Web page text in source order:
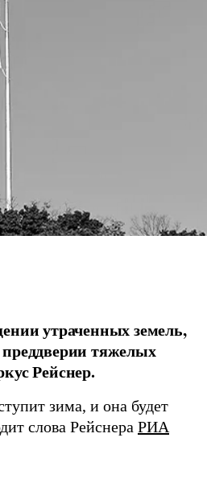
утраченных земель,
тяжелых
Рейснер.
зима, и она будет
слова Рейснера РИА